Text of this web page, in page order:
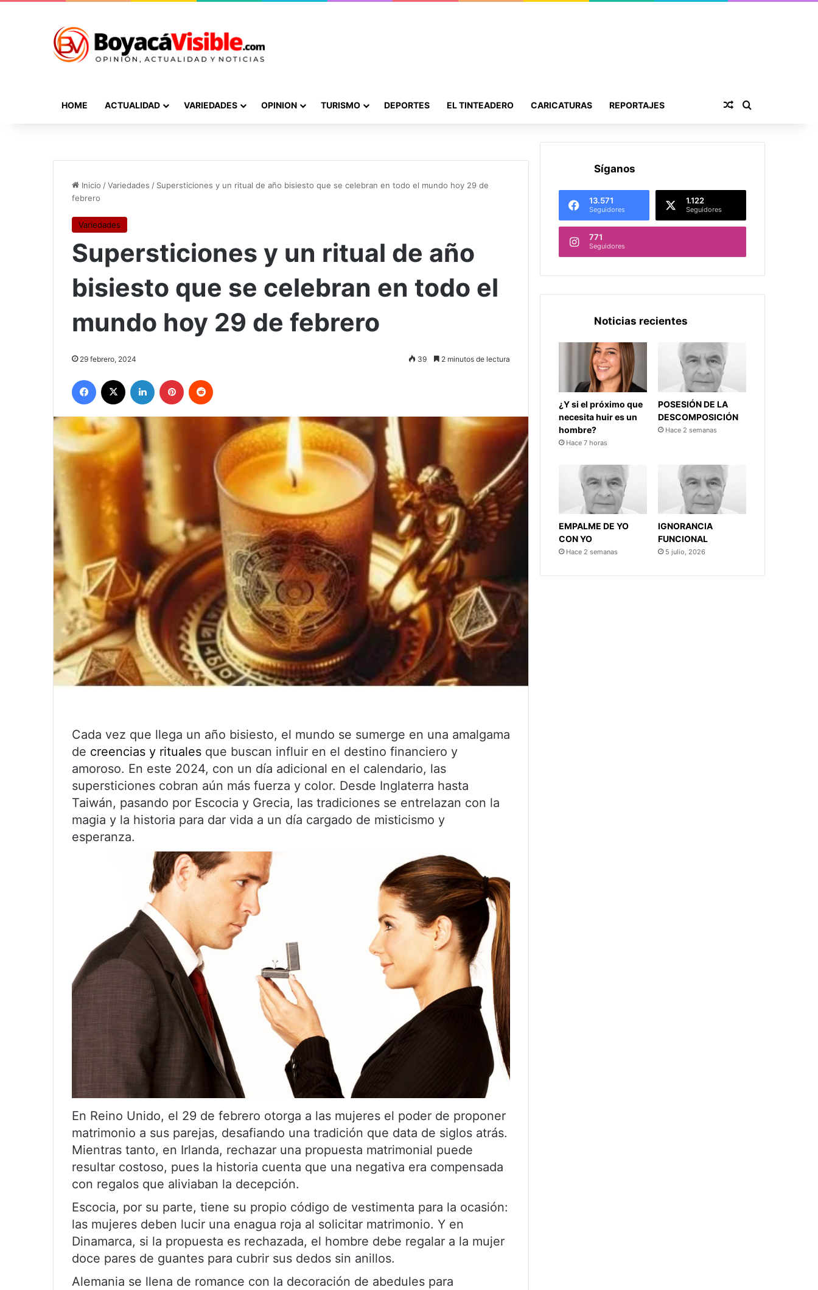
HOME ACTUALIDAD VARIEDADES OPINION TURISMO DEPORTES EL TINTEADERO CARICATURAS REPORTAJES Publicación al
Inicio /Variedades / Supersticiones y un ritual de año bisiesto que se celebran en todo el mundo hoy 29 de
febrero
Variedades
Supersticiones y un ritual de año
bisiesto que se celebran en todo el
mundo hoy 29 de febrero
29 febrero, 2024 39 2 minutos de lectura
Facebook LinkedIn Pinterest
Cada vez que llega un año bisiesto, el mundo se sumerge en una amalgama
de creencias y rituales que buscan influir en el destino financiero y
amoroso. En este 2024, con un día adicional en el calendario, las
supersticiones cobran aún más fuerza y color. Desde Inglaterra hasta
Taiwán, pasando por Escocia y Grecia, las tradiciones se entrelazan con la
magia y la historia para dar vida a un día cargado de misticismo y
esperanza.
En Reino Unido, el 29 de febrero otorga a las mujeres el poder de proponer
matrimonio a sus parejas, desafiando una tradición que data de siglos atrás.
Mientras tanto, en Irlanda, rechazar una propuesta matrimonial puede
resultar costoso, pues la historia cuenta que una negativa era compensada
con regalos que aliviaban la decepción.
Escocia, por su parte, tiene su propio código de vestimenta para la ocasión:
las mujeres deben lucir una enagua roja al solicitar matrimonio. Y en
Dinamarca, si la propuesta es rechazada, el hombre debe regalar a la mujer
doce pares de guantes para cubrir sus dedos sin anillos.
Alemania se llena de romance con la decoración de abedules para
Síganos
13.571
Seguidores
1.122
Seguidores
771
Seguidores
Noticias recientes
¿Y si el próximo que
necesita huir es un
hombre?
Hace 7 horas
POSESIÓN DE LA
DESCOMPOSICIÓN
Hace 2 semanas
EMPALME DE YO
CON YO
Hace 2 semanas
IGNORANCIA
FUNCIONAL
5 julio, 2026